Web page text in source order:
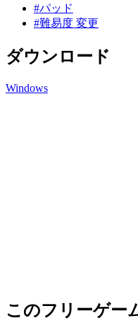
#パッド
#難易度 変更
ダウンロード
Windows
このフリーゲー